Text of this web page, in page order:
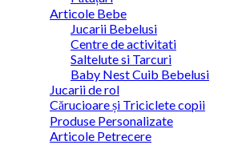
Articole Bebe
Jucarii Bebelusi
Centre de activitati
Saltelute si Tarcuri
Baby Nest Cuib Bebelusi
Jucarii de rol
Cărucioare și Triciclete copii
Produse Personalizate
Articole Petrecere